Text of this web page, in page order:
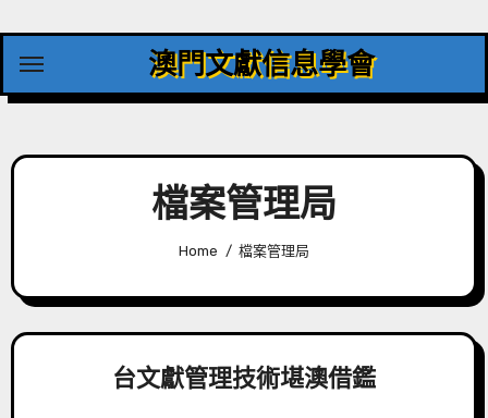
content
澳門文獻信息學會
檔案管理局
Home 檔案管理局
台文獻管理技術堪澳借鑑